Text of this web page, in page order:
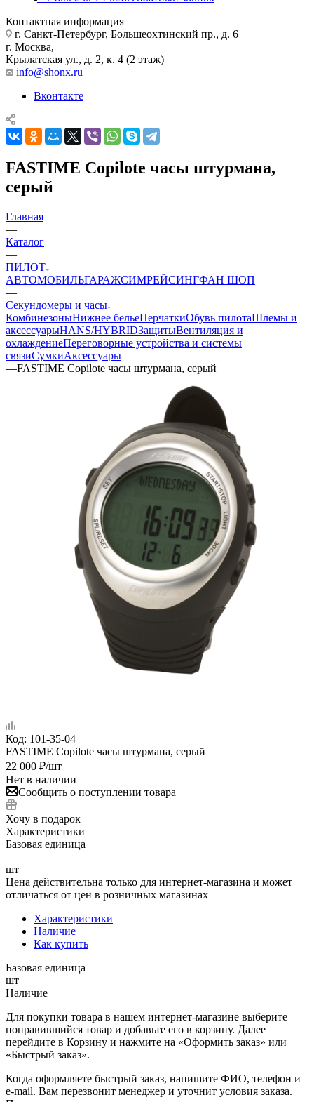
Контактная информация
г. Санкт-Петербург, Большеохтинский пр., д. 6
г. Москва,
Крылатская ул., д. 2, к. 4 (2 этаж)
info@shonx.ru
Вконтакте
FASTIME Copilote часы штурмана,
серый
Главная
—
Каталог
—
ПИЛОТ
АВТОМОБИЛЬГАРАЖСИМРЕЙСИНГФАН ШОП
—
Секундомеры и часы
КомбинезоныНижнее бельеПерчаткиОбувь пилотаШлемы и
аксессуарыHANS/HYBRIDЗащитыВентиляция и
охлаждениеПереговорные устройства и системы
связиСумкиАксессуары
—FASTIME Copilote часы штурмана, серый
Код: 101-35-04
FASTIME Copilote часы штурмана, серый
22 000 ₽/шт
Нет в наличии
Сообщить о поступлении товара
Хочу в подарок
Характеристики
Базовая единица
—
шт
Цена действительна только для интернет-магазина и может
отличаться от цен в розничных магазинах
Характеристики
Наличие
Как купить
Базовая единица
шт
Наличие
Для покупки товара в нашем интернет-магазине выберите
понравившийся товар и добавьте его в корзину. Далее
перейдите в Корзину и нажмите на «Оформить заказ» или
«Быстрый заказ».
Когда оформляете быстрый заказ, напишите ФИО, телефон и
e-mail. Вам перезвонит менеджер и уточнит условия заказа.